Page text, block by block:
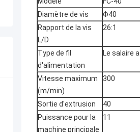
Diamètre de vis
Φ40
Rapport de la vis
L/D
26:1
Type de fil
d'alimentation
Le salaire
Vitesse maximum
(m/min)
300
Sortie d'extrusion 40
Puissance pour la
machine principale
11